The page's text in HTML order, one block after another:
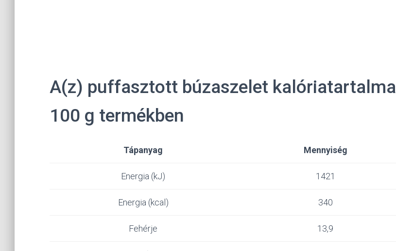
A(z) puffasztott búzaszelet kalóriatartalma
100 g termékben
Tápanyag Mennyiség
Energia (kJ) 1421
Energia (kcal) 340
Fehérje 13,9